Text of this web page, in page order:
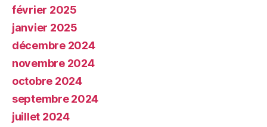
février 2025
janvier 2025
décembre 2024
novembre 2024
octobre 2024
septembre 2024
juillet 2024